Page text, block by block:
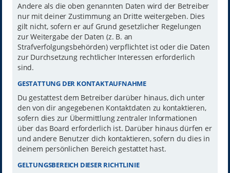
Andere als die oben genannten Daten wird der Betreiber
nur mit deiner Zustimmung an Dritte weitergeben. Dies
gilt nicht, sofern er auf Grund gesetzlicher Regelungen
zur Weitergabe der Daten (z. B. an
Strafverfolgungsbehörden) verpflichtet ist oder die Daten
zur Durchsetzung rechtlicher Interessen erforderlich
sind.
GESTATTUNG DER KONTAKTAUFNAHME
Du gestattest dem Betreiber darüber hinaus, dich unter
den von dir angegebenen Kontaktdaten zu kontaktieren,
sofern dies zur Übermittlung zentraler Informationen
über das Board erforderlich ist. Darüber hinaus dürfen er
und andere Benutzer dich kontaktieren, sofern du dies in
deinem persönlichen Bereich gestattet hast.
GELTUNGSBEREICH DIESER RICHTLINIE